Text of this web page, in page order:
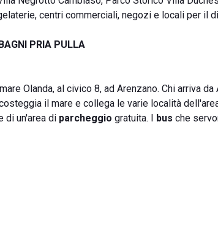
centri commerciali, negozi e locali per il
PRIA PULLA
Olanda, al civico 8, ad Arenzano. Chi arriva da
il mare e collega le varie località
di un'area di parcheggio gratuita. I bus che